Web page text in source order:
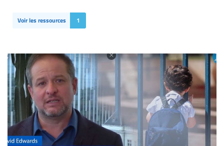
Voir les ressources 1